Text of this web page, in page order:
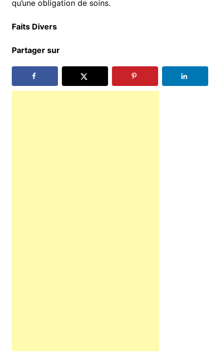
qu’une obligation de soins.
Faits Divers
Partager sur